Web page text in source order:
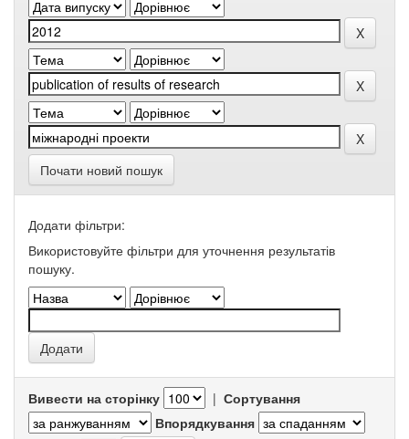
Почати новий пошук
Додати фільтри:
Використовуйте фільтри для уточнення результатів
пошуку.
Вивести на сторінку | Сортування
Впорядкування